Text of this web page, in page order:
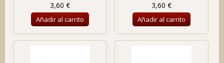
3,60 €
Añadir al carrito
3,60 €
Añadir al carrito